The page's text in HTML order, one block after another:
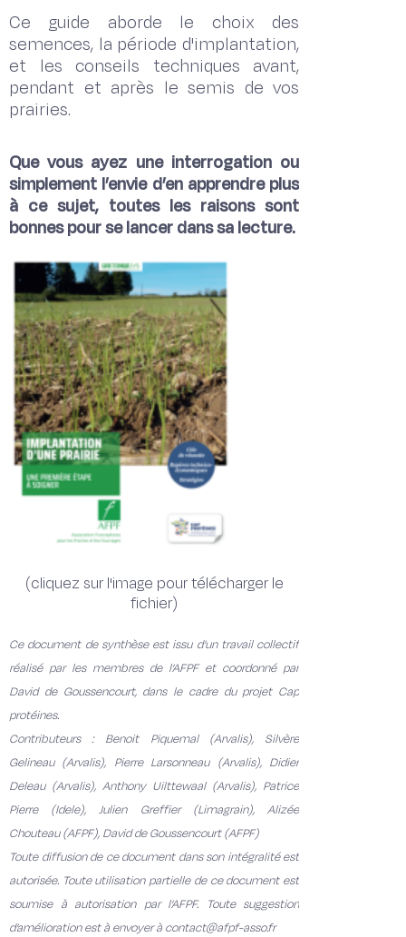
Ce guide aborde le choix des
semences, la période d'implantation,
et les conseils techniques avant,
pendant et après le semis de vos
prairies.
Que vous ayez une interrogation ou
simplement l’envie d’en apprendre plus
à ce sujet, toutes les raisons sont
bonnes pour se lancer dans sa lecture.
(cliquez sur l'image pour télécharger le
fichier)
Ce document de synthèse est issu d’un travail collectif
réalisé par les membres de l’AFPF et coordonné par
David de Goussencourt, dans le cadre du projet Cap
protéines.
Contributeurs : Benoit Piquemal (Arvalis), Silvère
Gelineau (Arvalis), Pierre Larsonneau (Arvalis), Didier
Deleau (Arvalis), Anthony Uilttewaal (Arvalis), Patrice
Pierre (Idele), Julien Greffier (Limagrain), Alizée
Chouteau (AFPF), David deGoussencourt (AFPF)
Toute diffusion de ce document dans son intégralité est
autorisée. Toute utilisation partielle de ce document est
soumise à autorisation par l’AFPF. Toute suggestion
d’amélioration est à envoyer à contact@afpf-asso.fr